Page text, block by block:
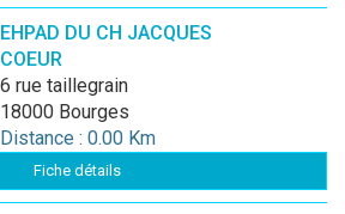
EHPAD DU CH JACQUES
COEUR
6 rue taillegrain
18000 Bourges
Distance : 0.00 Km
Fiche détails